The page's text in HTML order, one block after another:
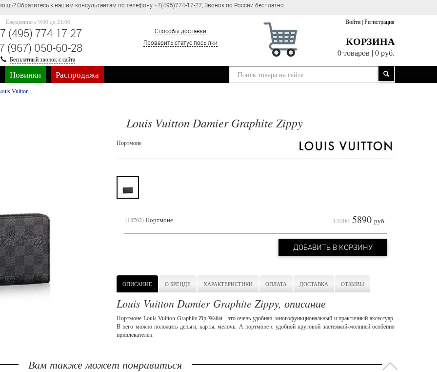
Обратитесь к нашим консультантам по телефону +7(495)774-17-27, Звонок по России бесплатно.
Ежедневно c 9:00 до 21:00
(495) 774-17-27
(967) 050-60-28
Бесплатный звонок с сайта
Способы доставки
Проверить статус посылки
Войти|Регистрация
КОРЗИНА
0 товаров |0 руб.
Новинки Распродажа
Vuitton
Louis Vuitton Damier Graphite Zippy
Портмоне
18762 Портмоне 12000 5890 руб.
ДОБАВИТЬ В КОРЗИНУ
ОПИСАНИЕ О БРЕНДЕ ХАРАКТЕРИСТИКИ ОПЛАТА ДОСТАВКА ОТЗЫВЫ
Louis Vuitton Damier Graphite Zippy, описание
Портмоне Louis Vuitton Graphite Zip Wallet - это очень удобная, многофункциональный и практичный аксессуар.
В него можно положить деньги, карты, мелочь. А портмоне с удобной круговой застежкой-молнией особенно
привлекателен.
Вам также может понравиться